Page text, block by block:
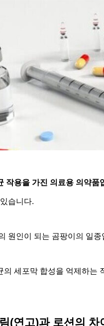
작용을 가진 의료용 의약품
습니다.
원인이 되는 곰팡이의 일
의 세포막 합성을 억제하는
(연고)과 로션의 차